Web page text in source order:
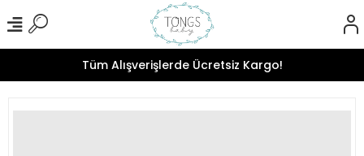
Tüm Alışverişlerde Ücretsiz Kargo!